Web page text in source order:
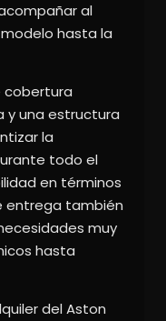
al
hasta la
cobertura
y una estructura
la
todo el
en términos
entrega también
muy
hasta
del Aston